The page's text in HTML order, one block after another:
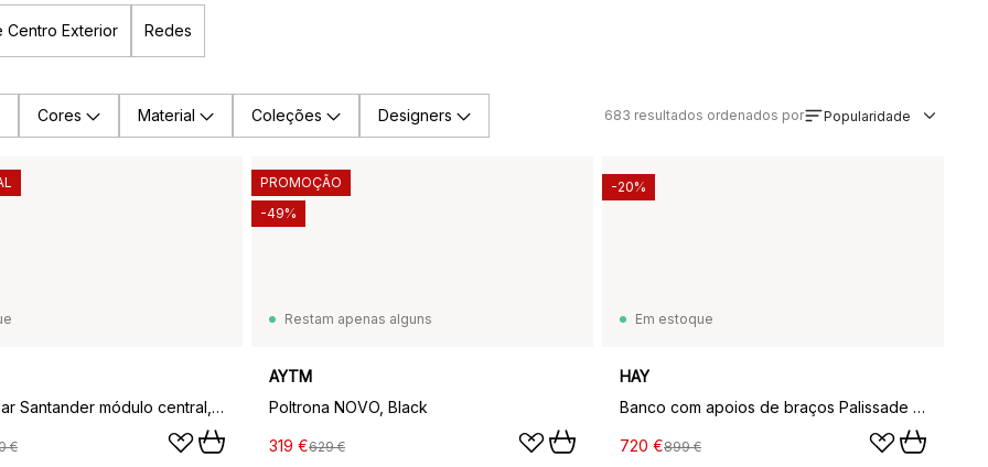
Centro Exterior Redes
Cores Material Coleções Designers 683 resultados ordenados por Popularidade
Sofá modular Santander módulo central, Branco-bege
€
Restam apenas alguns
AYTM
Poltrona NOVO, Black
319 €629 €
PROMOÇÃO
-49%
Em estoque
HAY
Banco com apoios de braços Palissade Dining, Olive
720 €899 €
-20%